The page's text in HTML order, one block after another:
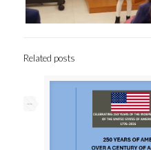
Related posts
--